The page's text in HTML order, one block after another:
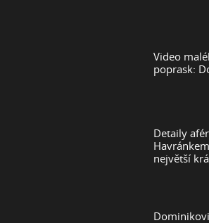
Video
poprask:
Detaily
největší